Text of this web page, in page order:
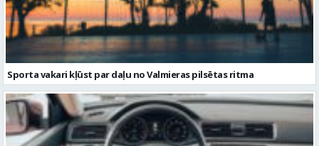
Sporta vakari kļūst par daļu no Valmieras pilsētas ritma